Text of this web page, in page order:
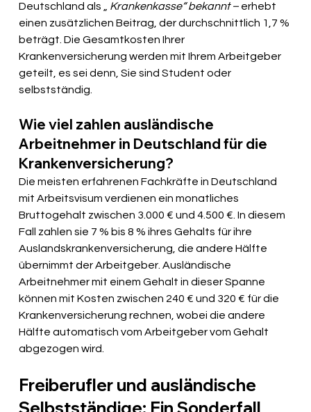
Deutschland als „
Krankenkasse“ bekannt – erhebt
einen zusätzlichen Beitrag, der durchschnittlich 1,7 %
beträgt. Die Gesamtkosten Ihrer
Krankenversicherung werden mit Ihrem Arbeitgeber
geteilt, es sei denn, Sie sind Student oder
selbstständig.
Wie viel zahlen ausländische
Arbeitnehmer in Deutschland für die
Krankenversicherung?
Die meisten erfahrenen Fachkräfte in Deutschland
mit Arbeitsvisum verdienen ein monatliches
Bruttogehalt zwischen 3.000 € und 4.500 €. In diesem
Fall zahlen sie 7 % bis 8 % ihres Gehalts für ihre
Auslandskrankenversicherung, die andere Hälfte
übernimmt der Arbeitgeber. Ausländische
Arbeitnehmer mit einem Gehalt in dieser Spanne
können mit Kosten zwischen 240 € und 320 € für die
Krankenversicherung rechnen, wobei die andere
Hälfte automatisch vom Arbeitgeber vom Gehalt
abgezogen wird.
Freiberufler und ausländische